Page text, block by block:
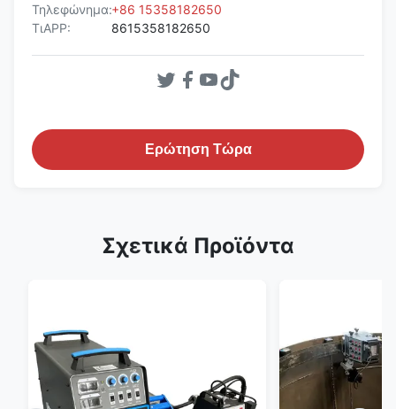
Τηλεφώνημα:+86 15358182650
ΤιAPP:
8615358182650
Ερώτηση Τώρα
Σχετικά Προϊόντα